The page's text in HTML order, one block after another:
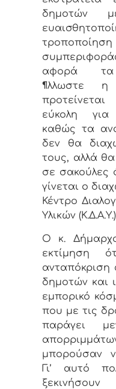
δημοτών
αφορά τα
¶λλωστε
εύκολη
καθώς τα
δεν θα
τους, αλλά
σε σακούλες
γίνεται ο
Κέντρο
Υλικών
Ο κ.
εκτίμηση
δημοτών και
εμπορικό
που με τις
παράγει
μπορούσαν
Γι’ αυτό